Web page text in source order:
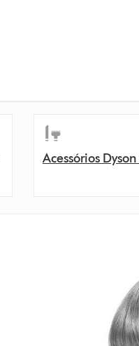
Acessórios